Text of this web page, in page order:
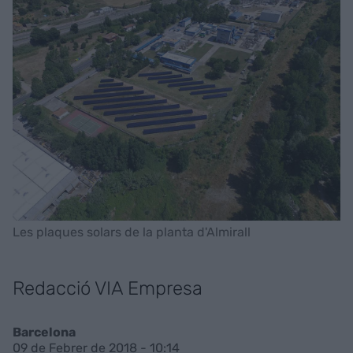
Les plaques solars de la planta d'Almirall
Redacció VIA Empresa
Barcelona
09 de Febrer de 2018 - 10:14